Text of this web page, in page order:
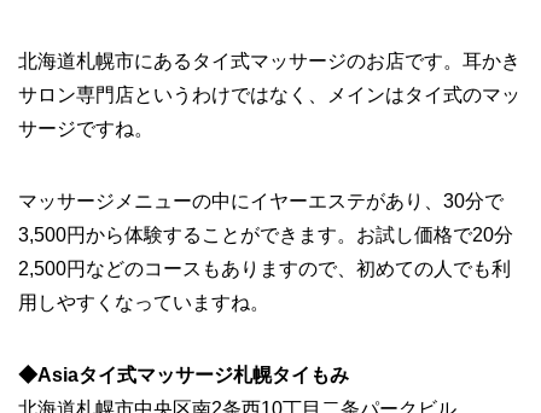
北海道札幌市にあるタイ式マッサージのお店です。耳かき
サロン専門店というわけではなく、メインはタイ式のマッ
サージですね。
マッサージメニューの中にイヤーエステがあり、30分で
3,500円から体験することができます。お試し価格で20分
2,500円などのコースもありますので、初めての人でも利
用しやすくなっていますね。
◆Asiaタイ式マッサージ札幌タイもみ
北海道札幌市中央区南2条西10丁目二条パークビル